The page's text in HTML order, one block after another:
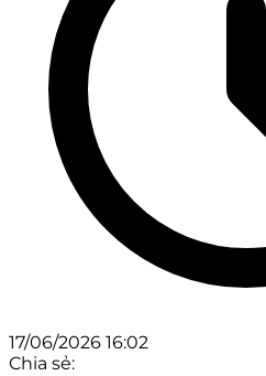
17/06/2026 16:02
Chia sẻ: